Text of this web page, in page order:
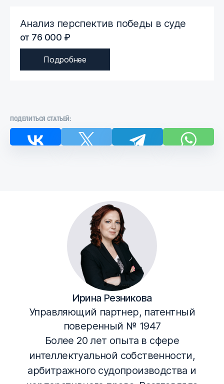
Анализ перспектив победы в суде
от 76 000 ₽
Подробнее
ПОДЕЛИТЬСЯ СТАТЬЕЙ:
Ирина Резникова
Управляющий партнер, патентный
поверенный № 1947
Более 20 лет опыта в сфере
интеллектуальной собственности,
арбитражного судопроизводства и